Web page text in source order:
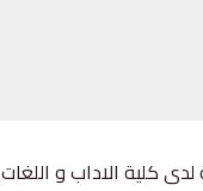
2023 .جامعة الجيلالي بونعامة خميس مليانة